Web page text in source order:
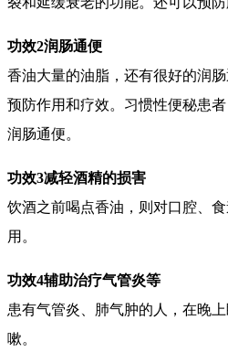
功效2润肠通便
香油大量的油脂，还有很好的润
预防作用和疗效。习惯性便秘患
润肠通便。
功效3减轻酒精的损害
饮酒之前喝点香油，则对口腔、
用。
功效4辅助治疗气管炎等
患有气管炎、肺气肿的人，在晚
嗽。